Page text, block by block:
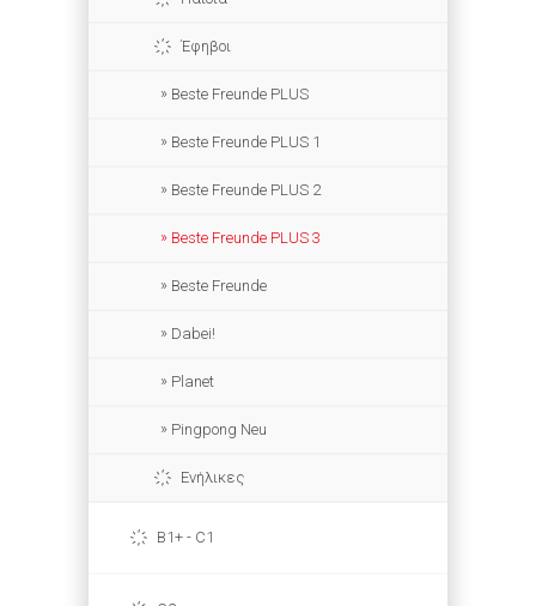
Έφηβοι
Beste Freunde PLUS
Beste Freunde PLUS 1
Beste Freunde PLUS 2
Beste Freunde PLUS 3
Beste Freunde
Dabei!
Planet
Pingpong Neu
Ενήλικες
B1+ - C1